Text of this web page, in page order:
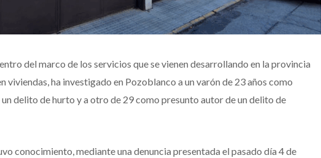
del marco de los servicios que se vienen desarrollando en la provincia
viviendas, ha investigado en Pozoblanco a un varón de 23 años como
delito de hurto y a otro de 29 como presunto autor de un delito de
conocimiento, mediante una denuncia presentada el pasado día 4 de